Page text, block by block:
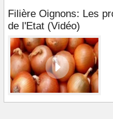
Filière Oignons: Les
de l'Etat (Vidéo)